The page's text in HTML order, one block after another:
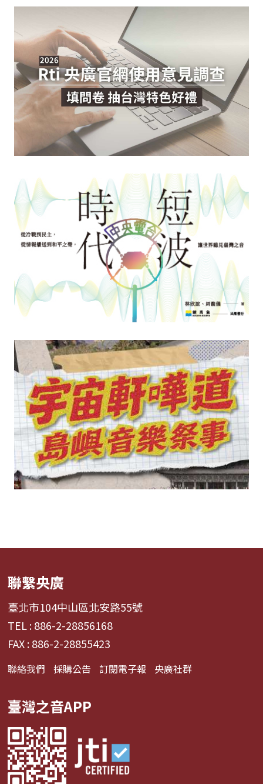
聯繫央廣
臺北市104中山區北安路55號
TEL : 886-2-28856168
FAX : 886-2-28855423
聯絡我們 採購公告 訂閱電子報 央廣社群
臺灣之音APP